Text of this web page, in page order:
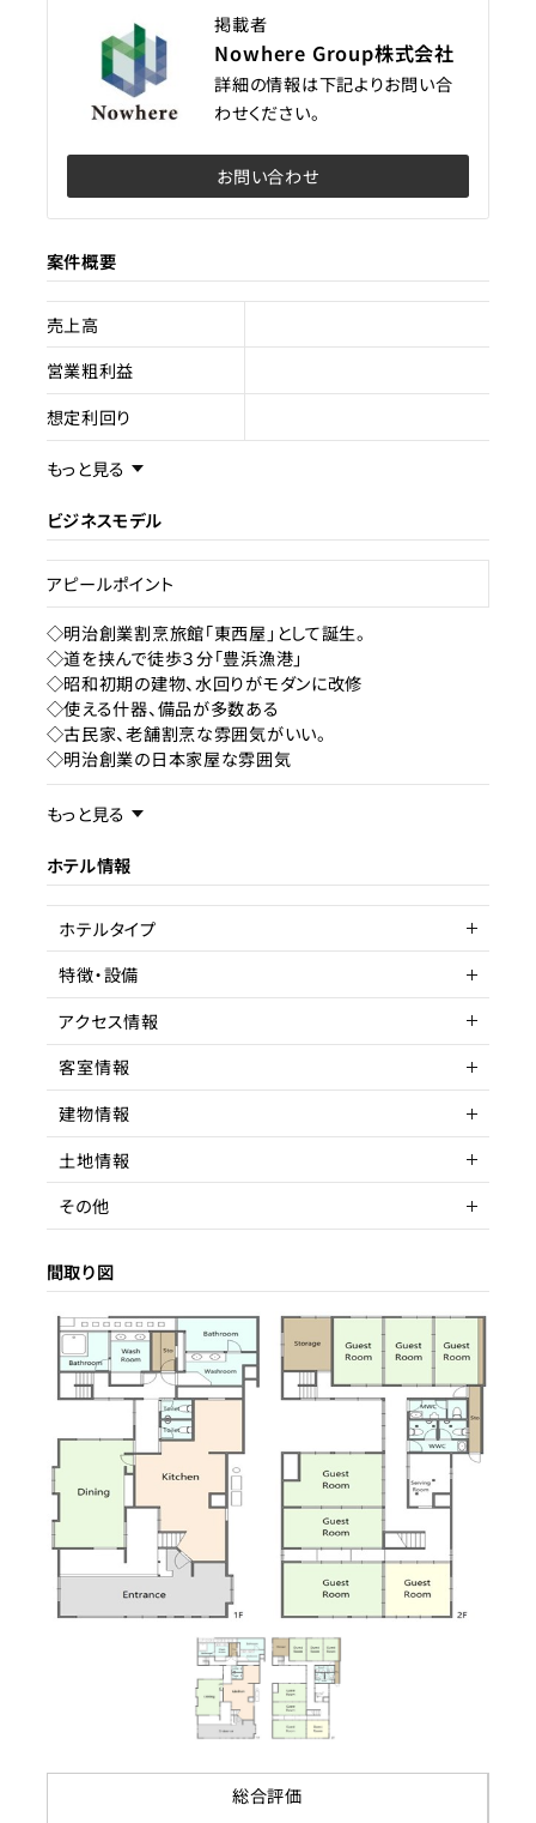
掲載者
Nowhere Group株式会社
詳細の情報は下記よりお問い合
わせください。
お問い合わせ
案件概要
売上高
営業粗利益
想定利回り
売却スキーム
権利
売却理由
ライセンス種類
現状
もっと見る
ビジネスモデル
アピールポイント
◇明治創業割烹旅館「東西屋」として誕生。
◇道を挟んで徒歩３分「豊浜漁港」
◇昭和初期の建物、水回りがモダンに改修
◇使える什器、備品が多数ある
◇古民家、老舗割烹な雰囲気がいい。
◇明治創業の日本家屋な雰囲気
事業内容／事業特徴
ターゲット層
客単価／客室単価
稼働率
もっと見る
ホテル情報
ホテルタイプ
旅館
特徴・設備
駅近
アクセス情報
所在地
愛知県知多郡南知多町大字
アクセス
駅までの距離
客室情報
客室数
7～10室
延床面積
間取り
5DK以上
収容人数
建物情報
建物構造
木造
階数
2
築年数
リノベーション履歴
土地情報
土地権利
所有権
土地面積
都市計画区域
市街化区域
用途地域
商業地域
建ぺい率
80%
容積率
400%
接道状況
一方道路
地目
その他
賃貸借契約形態
契約期間
応相談
賃料
間取り図
総合評価